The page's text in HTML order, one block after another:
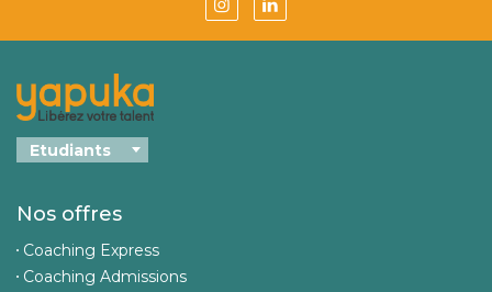
Nos offres
Coaching Express
Coaching Admissions